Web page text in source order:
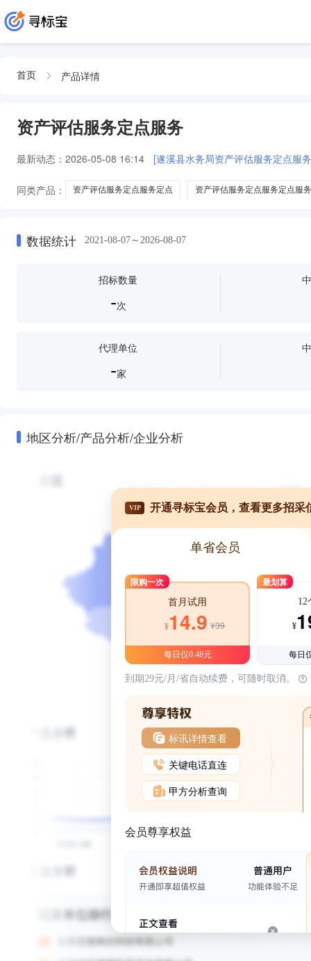
首页 产品详情
资产评估服务定点服务
最新动态： 2026-05-08 16:14 [遂溪县水务局资产评估服务定点服
同类产品： 资产评估服务定点服务定点 资产评估服务定点服务定点服务
数据统计 2021-08-07～2026-08-07
招标数量
-次
代理单位
-家
地区分析/产品分析/企业分析
VIP 开通寻标宝会员，查看更多招采
单省会员
限购一次
首月试用
¥14.9 ¥39
每日仅0.48元
最划算
12
¥
每日
到期29元/月/省自动续费，可随时取消。
标讯详情查看
关键电话直连
甲方分析查询
会员尊享权益